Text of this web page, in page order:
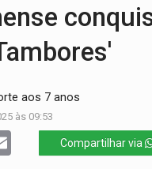
aos 7 anos
às 09:53
Compartilhar via